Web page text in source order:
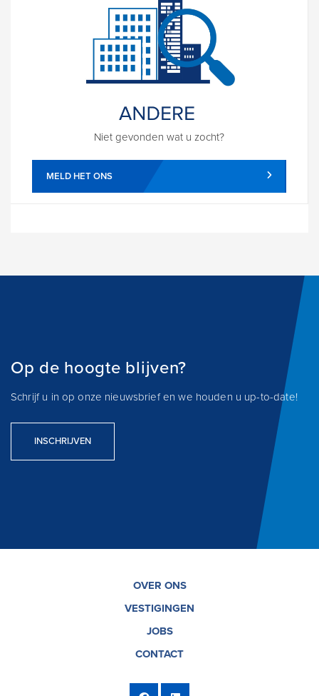
Niet gevonden wat u zocht?
MELD HET ONS
Op de hoogte blijven?
Schrijf u in op onze nieuwsbrief en we houden u up-to-date!
INSCHRIJVEN
OVER ONS
VESTIGINGEN
JOBS
CONTACT